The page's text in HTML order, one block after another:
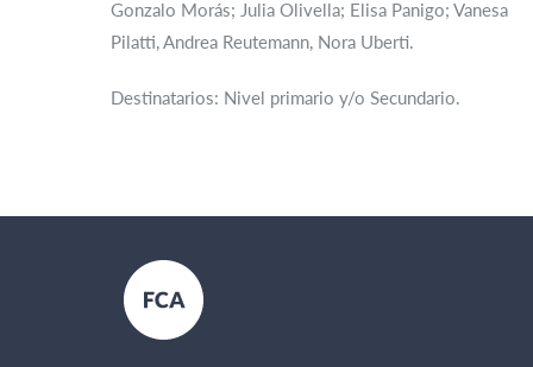
Gonzalo Morás; Julia Olivella; Elisa Panigo; Vanesa
Pilatti, Andrea Reutemann, Nora Uberti.
Destinatarios: Nivel primario y/o Secundario.